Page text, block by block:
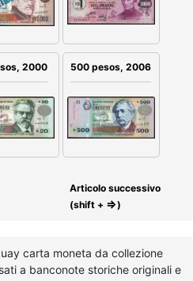
2000 500 pesos, 2006
Articolo successivo
(shift + ⇒)
carta moneta da collezione
a banconote storiche originali e